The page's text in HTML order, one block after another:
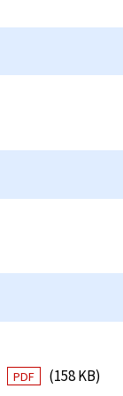
PDF (158 KB)